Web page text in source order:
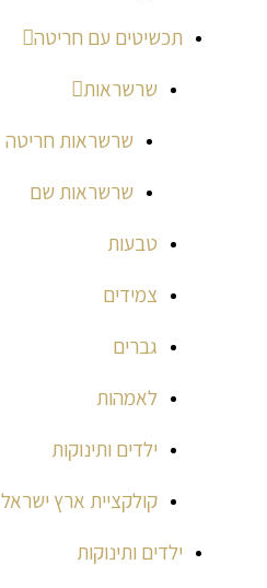
תכשיטים עם חריטה
שרשראות
שרשראות חריטה
שרשראות שם
טבעות
צמידים
גברים
לאמהות
ילדים ותינוקות
קולקציית ארץ ישראל
ילדים ותינוקות